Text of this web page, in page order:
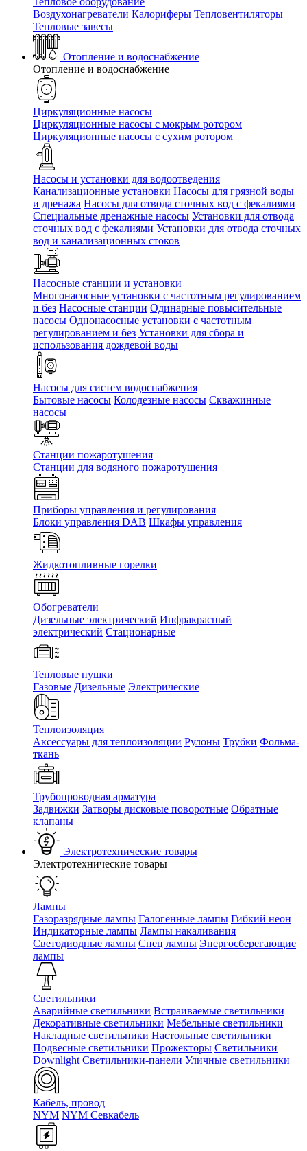
Воздухонагреватели Калориферы Тепловентиляторы
Тепловые завесы
Отопление и водоснабжение
Отопление и водоснабжение
Циркуляционные насосы
Циркуляционные насосы с мокрым ротором
Циркуляционные насосы с сухим ротором
Насосы и установки для водоотведения
Канализационные установки Насосы для грязной воды
и дренажа Насосы для отвода сточных вод c фекалиями
Специальные дренажные насосы Установки для отвода
сточных вод c фекалиями Установки для отвода сточных
вод и канализационных стоков
Насосные станции и установки
Многонасосные установки с частотным регулированием
и без Насосные станции Одинарные повысительные
насосы Однонасосные установки с частотным
регулированием и без Установки для сбора и
использования дождевой воды
Насосы для систем водоснабжения
Бытовые насосы Колодезные насосы Скважинные
насосы
Станции пожаротушения
Станции для водяного пожаротушения
Приборы управления и регулирования
Блоки управления DAB Шкафы управления
Жидкотопливные горелки
Обогреватели
Дизельные электрический Инфракрасный
электрический Стационарные
Тепловые пушки
Газовые Дизельные Электрические
Теплоизоляция
Аксессуары для теплоизоляции Рулоны Трубки Фольма-
ткань
Трубопроводная арматура
Задвижки Затворы дисковые поворотные Обратные
клапаны
Электротехнические товары
Электротехнические товары
Лампы
Газоразрядные лампы Галогенные лампы Гибкий неон
Индикаторные лампы Лампы накаливания
Светодиодные лампы Спец лампы Энергосберегающие
лампы
Светильники
Аварийные светильники Встраиваемые светильники
Декоративные светильники Мебельные светильники
Накладные светильники Настольные светильники
Подвесные светильники Прожекторы Светильники
Downlight Светильники-панели Уличные светильники
Кабель, провод
NYM NYM Севкабель